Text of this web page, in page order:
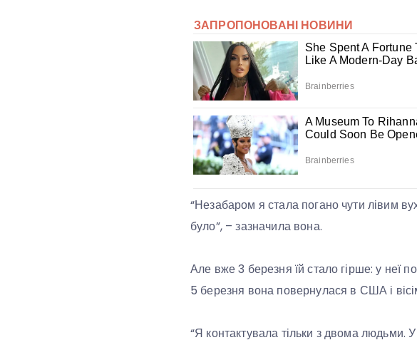
“Незабаром я стала погано чути лівим
було”, – зазначила вона.
Але вже 3 березня їй стало гірше: у неї
5 березня вона повернулася в США і
“Я контактувала тільки з двома